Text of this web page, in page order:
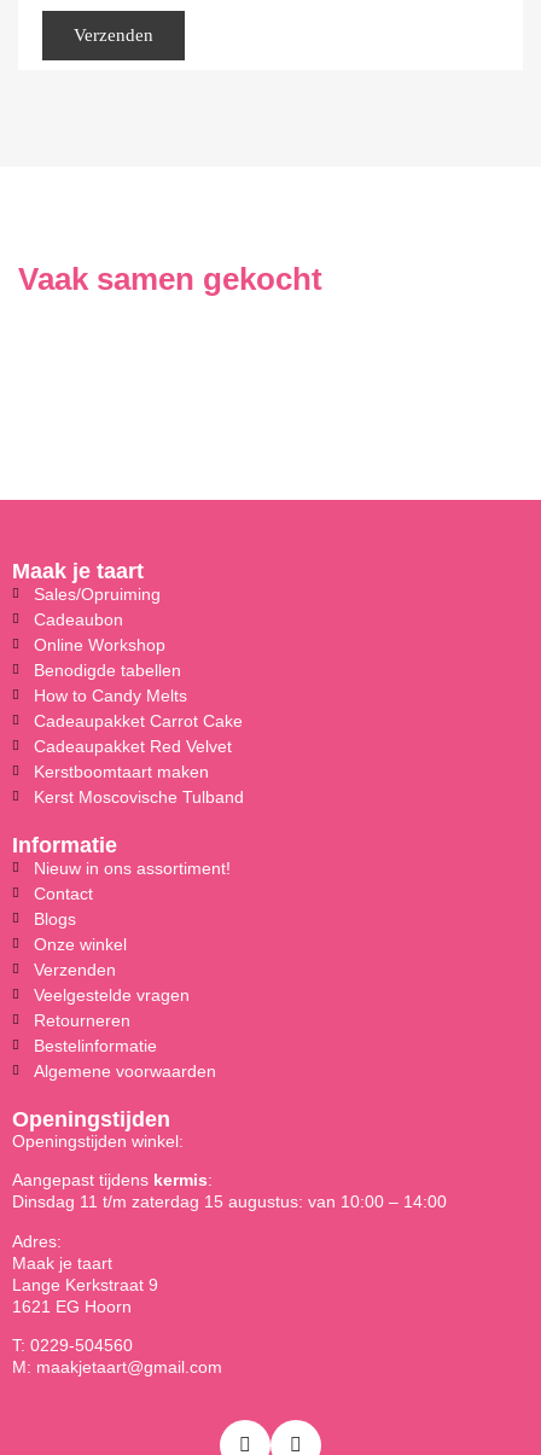
Vaak samen gekocht
Maak je taart
Sales/Opruiming
Cadeaubon
Online Workshop
Benodigde tabellen
How to Candy Melts
Cadeaupakket Carrot Cake
Cadeaupakket Red Velvet
Kerstboomtaart maken
Kerst Moscovische Tulband
Informatie
Nieuw in ons assortiment!
Contact
Blogs
Onze winkel
Verzenden
Veelgestelde vragen
Retourneren
Bestelinformatie
Algemene voorwaarden
Openingstijden
Openingstijden winkel:
Aangepast tijdens kermis:
Dinsdag 11 t/m zaterdag 15 augustus: van 10:00 – 14:00
Adres:
Maak je taart
Lange Kerkstraat 9
1621 EG Hoorn
T: 0229-504560
M: maakjetaart@gmail.com